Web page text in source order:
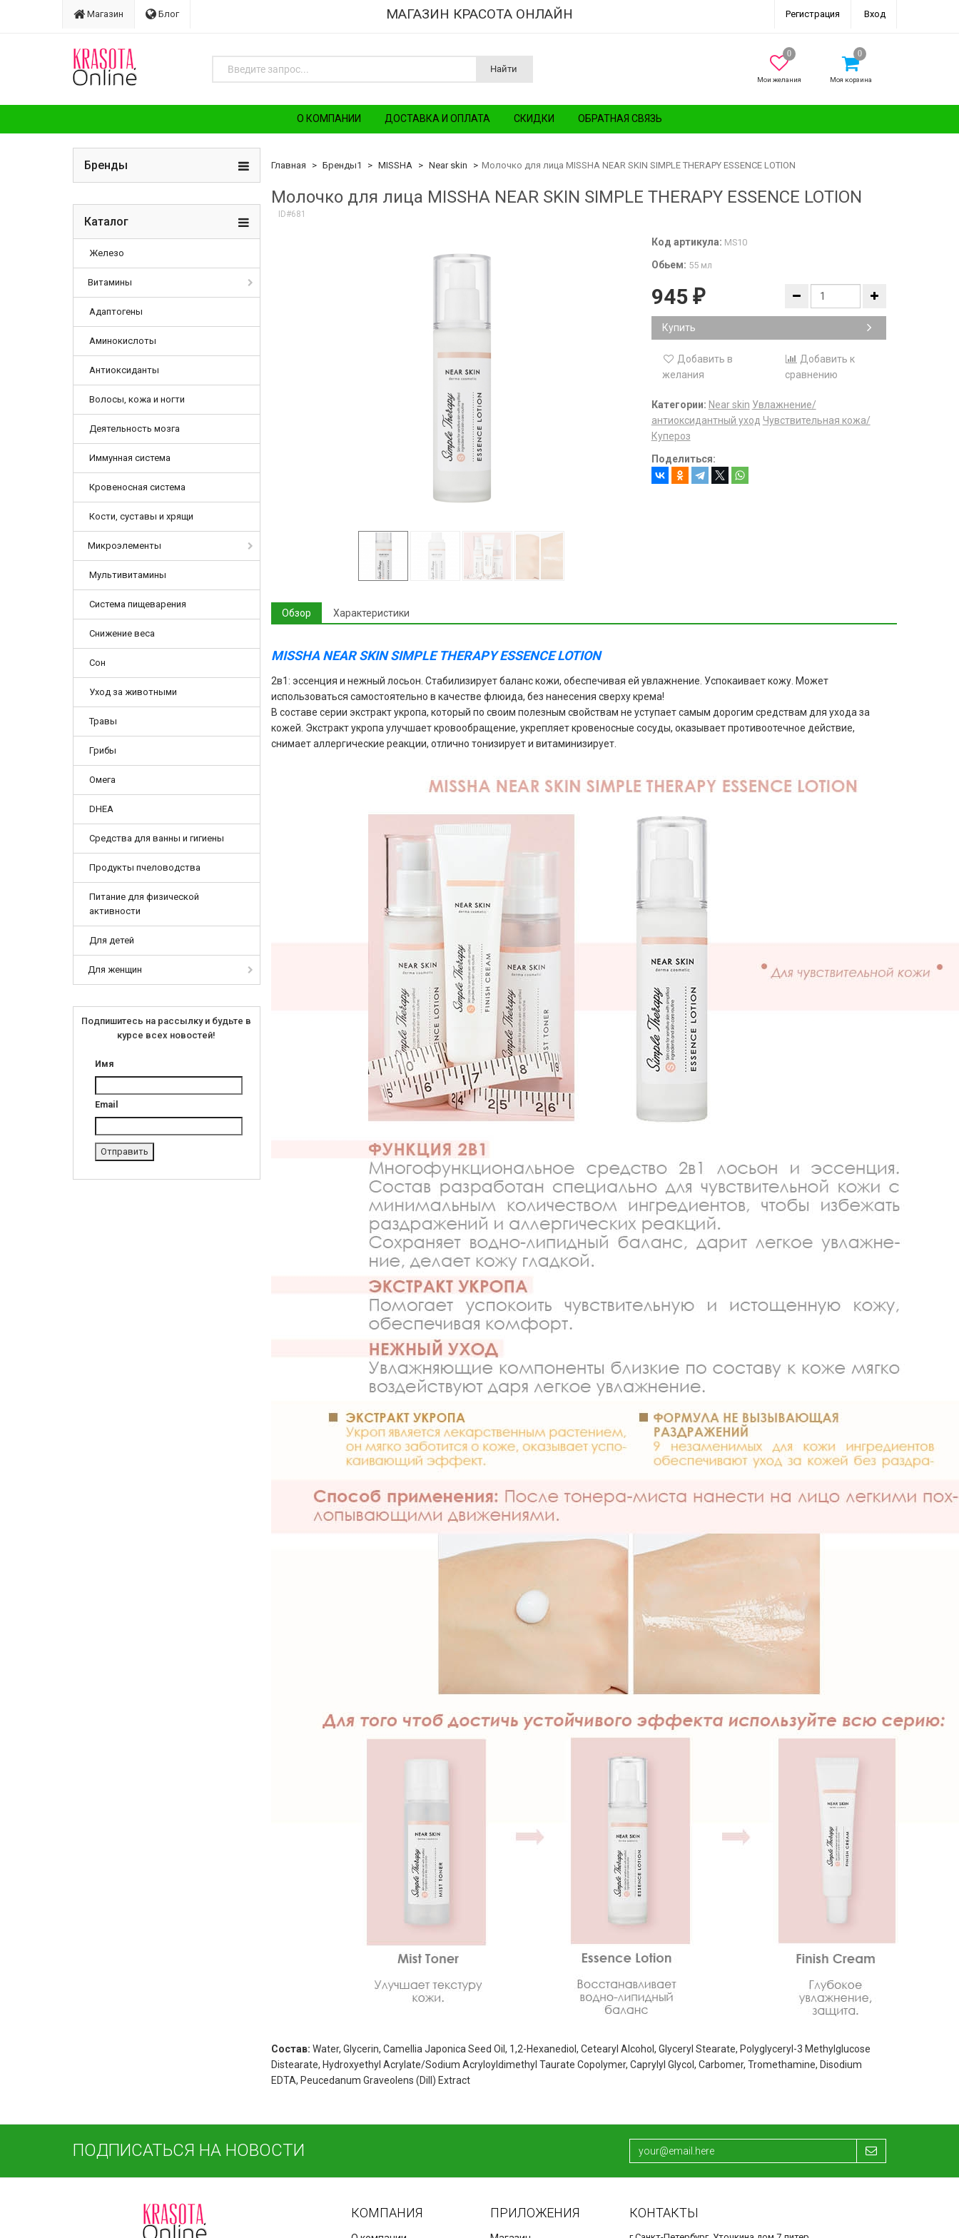
Магазин Блог МАГАЗИН КРАСОТА ОНЛАЙН Регистрация Вход
Найти
Мои желания Моя корзина
О КОМПАНИИ ДОСТАВКА И ОПЛАТА СКИДКИ ОБРАТНАЯ СВЯЗЬ
Бренды
Каталог
Железо
Витамины
Адаптогены
Аминокислоты
Антиоксиданты
Волосы, кожа и ногти
Деятельность мозга
Иммунная система
Кровеносная система
Кости, суставы и хрящи
Микроэлементы
Мультивитамины
Система пищеварения
Снижение веса
Сон
Уход за животными
Травы
Грибы
Омега
DHEA
Средства для ванны и гигиены
Продукты пчеловодства
Питание для физической
активности
Для детей
Для женщин
Подпишитесь на рассылку и будьте в
курсе всех новостей!
Имя
Email
Главная Бренды1 MISSHA Near skin Молочко для лица MISSHA NEAR SKIN SIMPLE THERAPY ESSENCE LOTION
Молочко для лица MISSHA NEAR SKIN SIMPLE THERAPY ESSENCE LOTION
ID#681
Код артикула: MS10
Обьем: 55 мл
945 ₽
Купить
Добавить в
желания
Добавить к
сравнению
Категории: Near skin Увлажнение/
антиоксидантный уход Чувствительная кожа/
Купероз
Поделиться:
Обзор Характеристики
MISSHA NEAR SKIN SIMPLE THERAPY ESSENCE LOTION
2в1: эссенция и нежный лосьон. Стабилизирует баланс кожи, обеспечивая ей увлажнение. Успокаивает кожу. Может
использоваться самостоятельно в качестве флюида, без нанесения сверху крема!
В составе серии экстракт укропа, который по своим полезным свойствам не уступает самым дорогим средствам для ухода за
кожей. Экстракт укропа улучшает кровообращение, укрепляет кровеносные сосуды, оказывает противоотечное действие,
снимает аллергические реакции, отлично тонизирует и витаминизирует.
Состав: Water, Glycerin, Camellia Japonica Seed Oil, 1,2-Hexanediol, Cetearyl Alcohol, Glyceryl Stearate, Polyglyceryl-3 Methylglucose
Distearate, Hydroxyethyl Acrylate/Sodium Acryloyldimethyl Taurate Copolymer, Caprylyl Glycol, Carbomer, Tromethamine, Disodium
EDTA, Peucedanum Graveolens (Dill) Extract
ПОДПИСАТЬСЯ НА НОВОСТИ
КОМПАНИЯ ПРИЛОЖЕНИЯ КОНТАКТЫ